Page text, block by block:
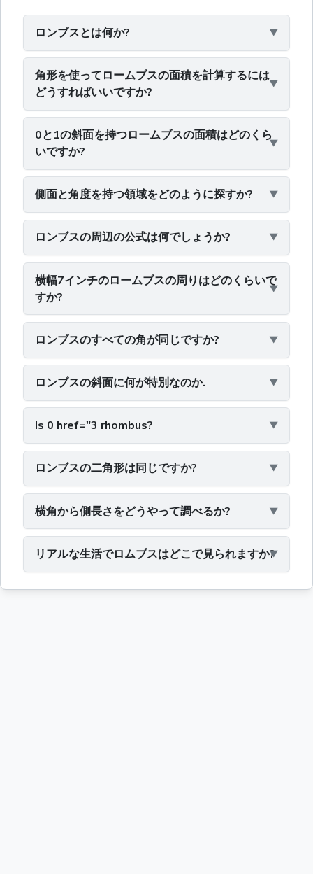
ロンブスとは何か?
角形を使ってロームブスの面積を計算するには
どうすればいいですか?
0と1の斜面を持つロームブスの面積はどのくら
いですか?
側面と角度を持つ領域をどのように探すか?
ロンブスの周辺の公式は何でしょうか?
横幅7インチのロームブスの周りはどのくらいで
すか?
ロンブスのすべての角が同じですか?
ロンブスの斜面に何が特別なのか.
Is 0 href="3 rhombus?
ロンブスの二角形は同じですか?
横角から側長さをどうやって調べるか?
リアルな生活でロムブスはどこで見られますか?